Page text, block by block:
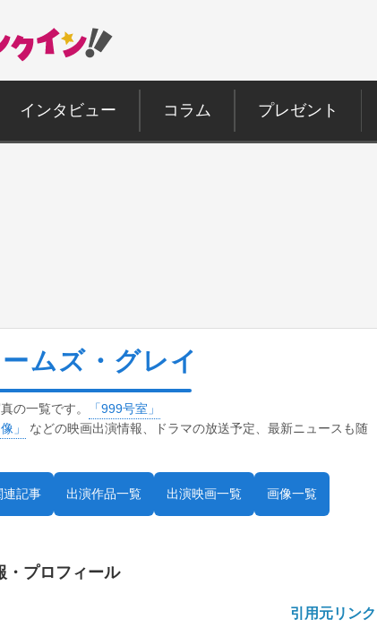
インタビュー コラム プレゼント
ムズ・グレイ
の一覧です。
「999号室」
」
などの映画出演情報、ドラマの放送予定、最新ニュースも随
連記事 出演作品一覧 出演映画一覧 画像一覧
・プロフィール
引用元リンク